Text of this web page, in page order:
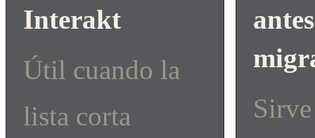
Interakt
Útil cuando la
lista corta